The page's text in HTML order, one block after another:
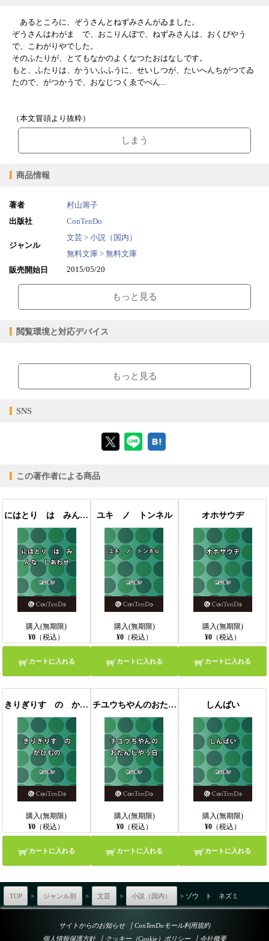
あるところに、ぞうさんとねずみさんがゐました。
ぞうさんはわがまゝで、おこりんぼで、ねずみさんは、おくびやう
で、こわがりやでした。
そのふたりが、とてもなかのよくなつたおはなしです。
もと、ふたりは、かういふふうに、せいしつが、たいへんちがつてゐ
たので、がつかうで、おなじつくゑでべん...
（本文冒頭より抜粋）
しまう
商品情報
著者
村山籌子
出版社
ConTenDo
ジャンル
文芸 > 小説（国内）
無料文庫 > 無料文庫
販売開始日
2015/05/20
ファイルサイズ 1.33MB
もっと見る
閲覧環境と対応デバイス
ブラウザビューア・PC版ConTenDoビューア・モバイルビューア
【対応デバイス】
【PC版ConTenDoビューア】
【モバイルビューア】
もっと見る
SNS
この著作者による商品
にはとり は みんな しあわせ
購入(無期限)
¥0 （税込）
カートに入れる
ユキ ノ トンネル
購入(無期限)
¥0（税込）
カートに入れる
オホサウヂ
購入(無期限)
¥0（税込）
カートに入れる
きりぎりす の かひもの
購入(無期限)
¥0 （税込）
カートに入れる
チユウちやんのおたんじやう日
購入(無期限)
¥0（税込）
カートに入れる
しんばい
購入(無期限)
¥0（税込）
カートに入れる
TOP > ジャンル別 > 文芸 > 小説（国内） > ゾウ ト ネズミ
サイトからのお知らせ ｜ ConTenDoモール利用規約
個人情報保護方針
｜ クッキー（Cookie）ポリシー ｜ 会社概要